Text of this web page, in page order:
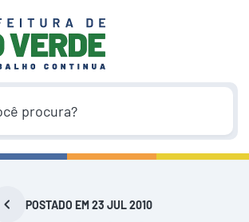
POSTADO EM 23 JUL 2010